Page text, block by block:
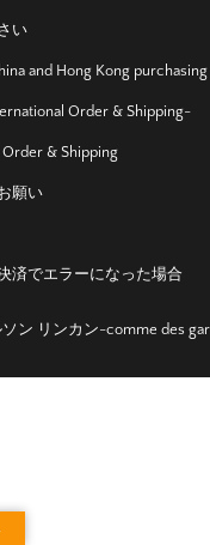
い
and Hong Kong
Order & Shipping-
& Shipping
願い
済でエラーになった場合
ン リンカン-comme des